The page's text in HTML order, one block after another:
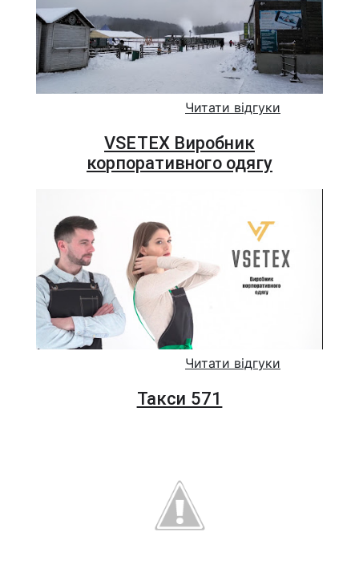
Читати відгуки
VSETEX Виробник
корпоративного одягу
Читати відгуки
Такси 571